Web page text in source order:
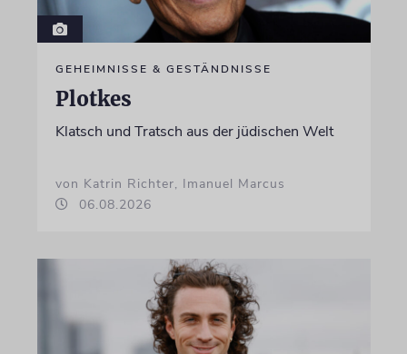
GEHEIMNISSE & GESTÄNDNISSE
Plotkes
Klatsch und Tratsch aus der jüdischen Welt
von Katrin Richter, Imanuel Marcus
06.08.2026